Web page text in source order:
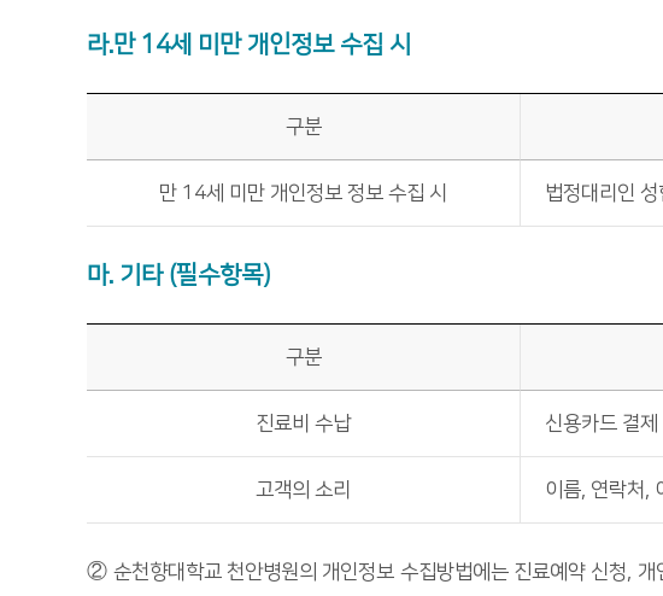
라.만 14세 미만 개인정보 수집 시
구분
만 14세 미만 개인정보 정보 수집 시 법정대리인
마. 기타 (필수항목)
구분
진료비 수납 신용카드 결
고객의 소리 이름, 연락처,
② 순천향대학교 천안병원의 개인정보 수집방법에는 진료예약 신청,